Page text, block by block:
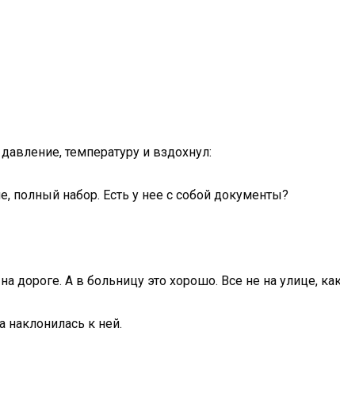
температуру и вздохнул:
полный набор. Есть у нее с собой документы?
дороге. А в больницу это хорошо. Все не на улице,
наклонилась к ней.